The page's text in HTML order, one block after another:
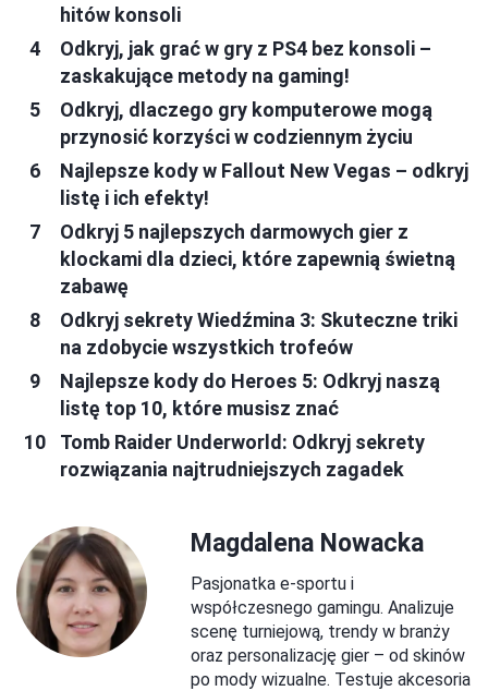
hitów konsoli
Odkryj, jak grać w gry z PS4 bez konsoli –
zaskakujące metody na gaming!
Odkryj, dlaczego gry komputerowe mogą
przynosić korzyści w codziennym życiu
Najlepsze kody w Fallout New Vegas – odkryj
listę i ich efekty!
Odkryj 5 najlepszych darmowych gier z
klockami dla dzieci, które zapewnią świetną
zabawę
Odkryj sekrety Wiedźmina 3: Skuteczne triki
na zdobycie wszystkich trofeów
Najlepsze kody do Heroes 5: Odkryj naszą
listę top 10, które musisz znać
Tomb Raider Underworld: Odkryj sekrety
rozwiązania najtrudniejszych zagadek
Magdalena Nowacka
Pasjonatka e-sportu i
współczesnego gamingu. Analizuje
scenę turniejową, trendy w branży
oraz personalizację gier – od skinów
po mody wizualne. Testuje akcesoria